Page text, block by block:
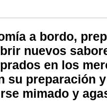
a bordo,
nuevos
en los
su preparación
mimado y